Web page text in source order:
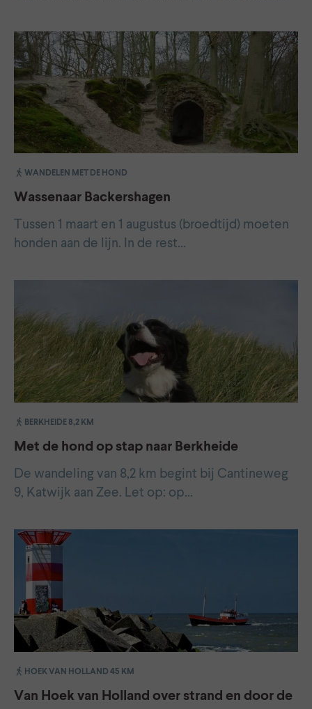
WANDELEN MET DE HOND
Wassenaar Backershagen
Tussen 1 maart en 1 augustus (broedtijd) moeten
honden aan de lijn. In de rest…
BERKHEIDE 8,2 KM
Met de hond op stap naar Berkheide
De wandeling van 8,2 km begint bij Cantineweg
9, Katwijk aan Zee. Let op: op…
HOEK VAN HOLLAND 45 KM
Van Hoek van Holland over strand en door de